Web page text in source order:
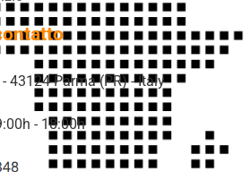
43124 Parma (PR) - Italy
- 18:00h